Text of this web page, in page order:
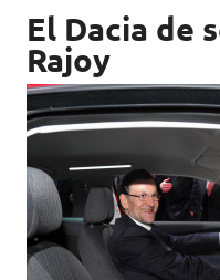
El Dacia de
Rajoy